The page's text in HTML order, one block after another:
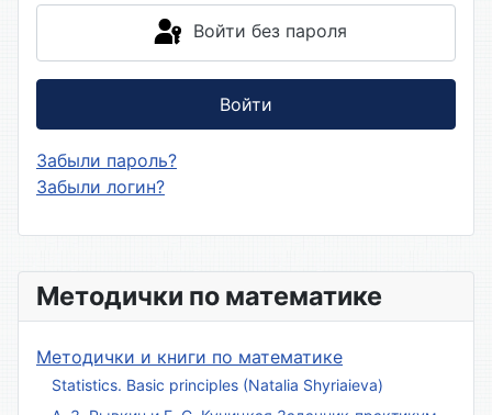
Методички по математике
Методички и книги по математике
Statistics. Basic principles (Natalia Shyriaieva)
Войти без пароля
Войти
Забыли пароль?
Забыли логин?